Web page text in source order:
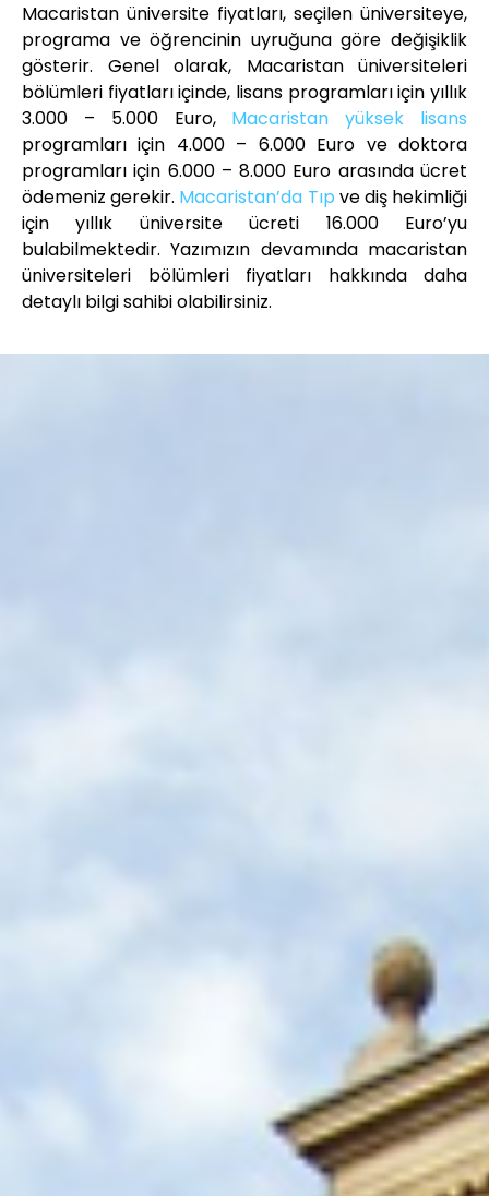
Macaristan üniversite fiyatları, seçilen üniversiteye,
programa ve öğrencinin uyruğuna göre değişiklik
gösterir. Genel olarak, Macaristan üniversiteleri
bölümleri fiyatları içinde, lisans programları için yıllık
3.000 – 5.000 Euro, Macaristan yüksek lisans
programları için 4.000 – 6.000 Euro ve doktora
programları için 6.000 – 8.000 Euro arasında ücret
ödemeniz gerekir. Macaristan’da Tıp ve diş hekimliği
için yıllık üniversite ücreti 16.000 Euro’yu
bulabilmektedir. Yazımızın devamında macaristan
üniversiteleri bölümleri fiyatları hakkında daha
detaylı bilgi sahibi olabilirsiniz.